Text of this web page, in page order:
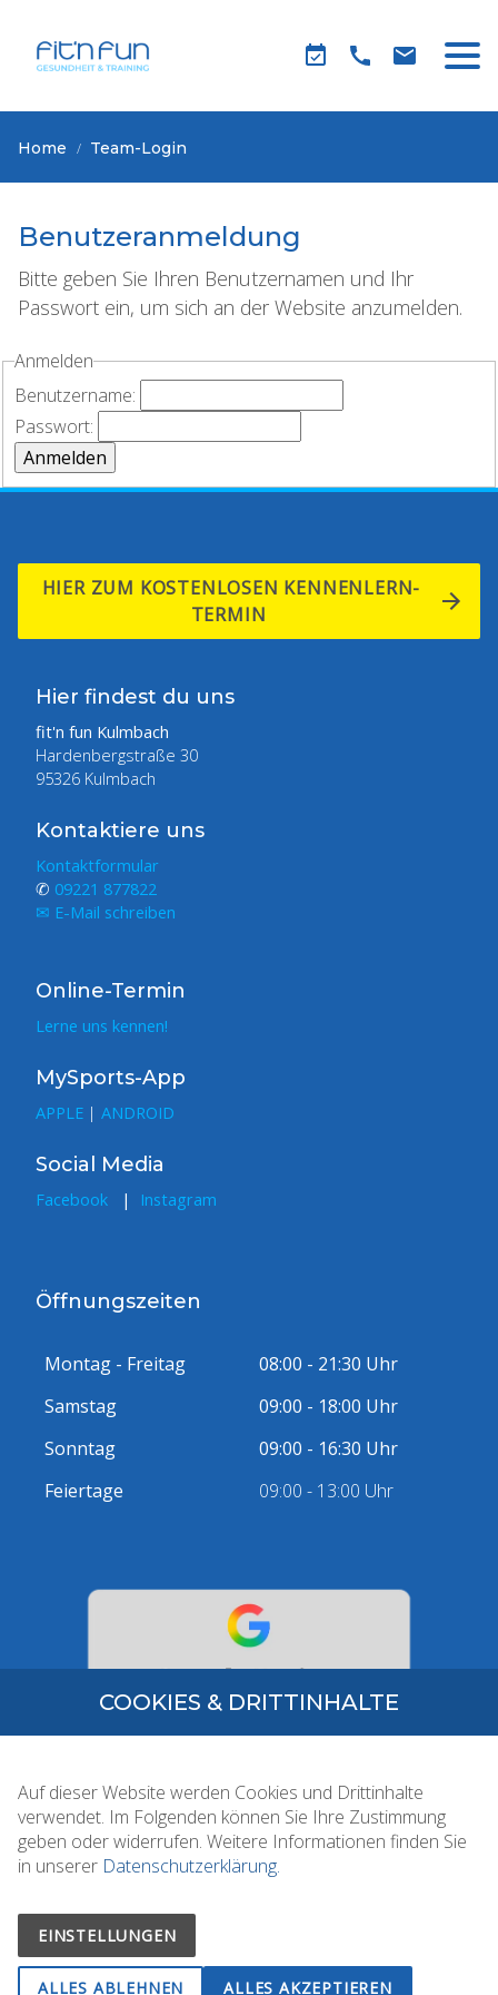
Home Team-Login
Benutzeranmeldung
Bitte geben Sie Ihren Benutzernamen und Ihr
Passwort ein, um sich an der Website anzumelden.
Anmelden
Benutzername:
Passwort:
HIER ZUM KOSTENLOSEN KENNENLERN-
TERMIN
Hier findest du uns
fit'n fun Kulmbach
Hardenbergstraße 30
95326 Kulmbach
Kontaktiere uns
Kontaktformular
✆ 09221 877822
✉ E-Mail schreiben
Online-Termin
Lerne uns kennen!
MySports-App
APPLE | ANDROID
Social Media
Facebook | Instagram
Öffnungszeiten
Montag - Freitag
08:00 - 21:30 Uhr
Samstag
09:00 - 18:00 Uhr
Sonntag
09:00 - 16:30 Uhr
Feiertage
09:00 - 13:00 Uhr
.
COOKIES & DRITTINHALTE
Auf dieser Website werden Cookies und Drittinhalte
verwendet. Im Folgenden können Sie Ihre Zustimmung
geben oder widerrufen. Weitere Informationen finden Sie
in unserer Datenschutzerklärung.
EINSTELLUNGEN
ALLES ABLEHNEN ALLES AKZEPTIEREN